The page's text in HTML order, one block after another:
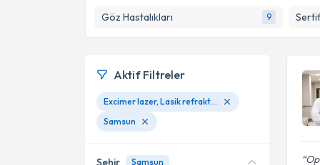
Göz Hastalıkları
9
Aktif Filtreler
Excimer lazer, Lasik refraktif cerrahisi
Samsun
Şehir Samsun